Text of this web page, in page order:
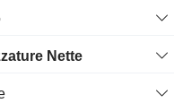
Nette